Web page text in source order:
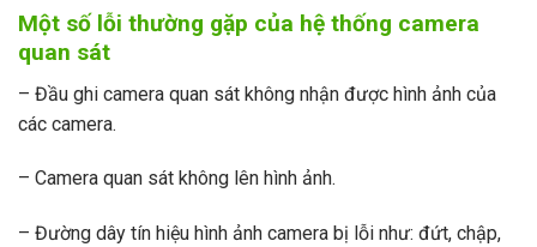
Một số lỗi thường gặp của hệ thống camera
quan sát
– Đầu ghi camera quan sát không nhận được hình ảnh của
các camera.
– Camera quan sát không lên hình ảnh.
– Đường dây tín hiệu hình ảnh camera bị lỗi như: đứt, chập,